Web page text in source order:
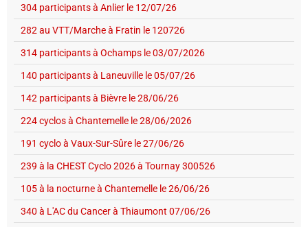
304 participants à Anlier le 12/07/26
282 au VTT/Marche à Fratin le 120726
314 participants à Ochamps le 03/07/2026
140 participants à Laneuville le 05/07/26
142 participants à Bièvre le 28/06/26
224 cyclos à Chantemelle le 28/06/2026
191 cyclo à Vaux-Sur-Sûre le 27/06/26
239 à la CHEST Cyclo 2026 à Tournay 300526
105 à la nocturne à Chantemelle le 26/06/26
340 à L'AC du Cancer à Thiaumont 07/06/26